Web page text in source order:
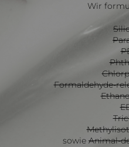
Wir
Formaldehyde-
sowie Animal-